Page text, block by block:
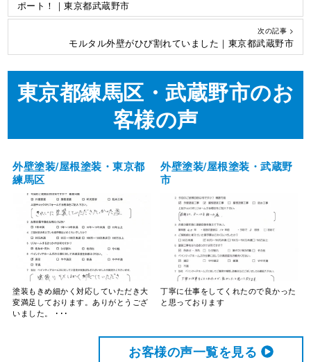
ポート！｜東京都武蔵野市
次の記事 >
モルタル外壁がひび割れていました｜東京都武蔵野市
東京都練馬区・武蔵野市のお
客様の声
外壁塗装/屋根塗装・東京都
練馬区
塗装もきめ細かく対応していただき大
変満足しております。ありがとうござ
いました。 ･･･
外壁塗装/屋根塗装・武蔵野
市
丁寧に仕事をしてくれたので良かった
と思っております
お客様の声⼀覧を⾒る